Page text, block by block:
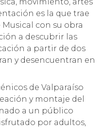
es la que trae
con su obra
a descubrir las
a partir de dos
y desencuentran en
de Valparaíso
y montaje del
a un público
por adultos,